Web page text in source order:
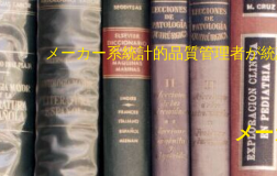
メーカー系統計的品質管理者が
メ